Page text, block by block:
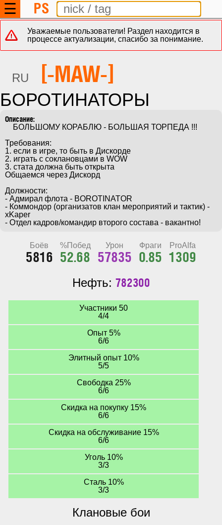
☰ PS
Уважаемые пользователи! Раздел находится в
процессе актуализации, спасибо за понимание.
RU [-MAW-]
БОРОТИНАТОРЫ
Требования:
1. если в игре, то быть в Дискорде
2. играть с соклановцами в WOW
3. стата должна быть открыта
Общаемся через Дискорд
Должности:
- Адмирал флота - BOROTINATOR
- Коммондор (организатов клан мероприятий и тактик) -
xKaper
- Отдел кадров/командир второго состава - вакантно!
Боёв
5816
%Побед
52.68
Урон
57835
Фраги
0.85
ProAlfa
1309
Нефть: 782300
Участники 50
4/4
Опыт 5%
6/6
Элитный опыт 10%
5/5
Свободка 25%
6/6
Скидка на покупку 15%
6/6
Скидка на обслуживание 15%
6/6
Уголь 10%
3/3
Сталь 10%
3/3
Клановые бои